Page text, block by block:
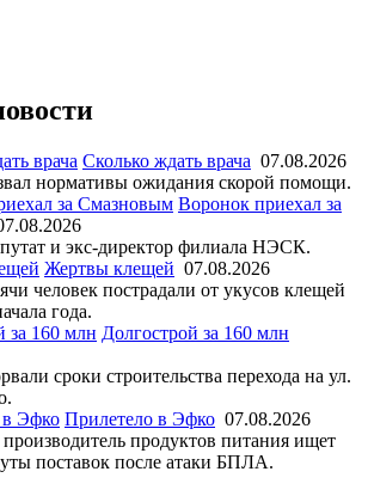
Сколько ждать врача 07.08.2026
нормативы ожидания скорой помощи.
Воронок приехал за
и экс-директор филиала НЭСК.
Жертвы клещей 07.08.2026
человек пострадали от укусов клещей
года.
Долгострой за 160 млн
сроки строительства перехода на ул.
Прилетело в Эфко 07.08.2026
продуктов питания ищет
поставок после атаки БПЛА.